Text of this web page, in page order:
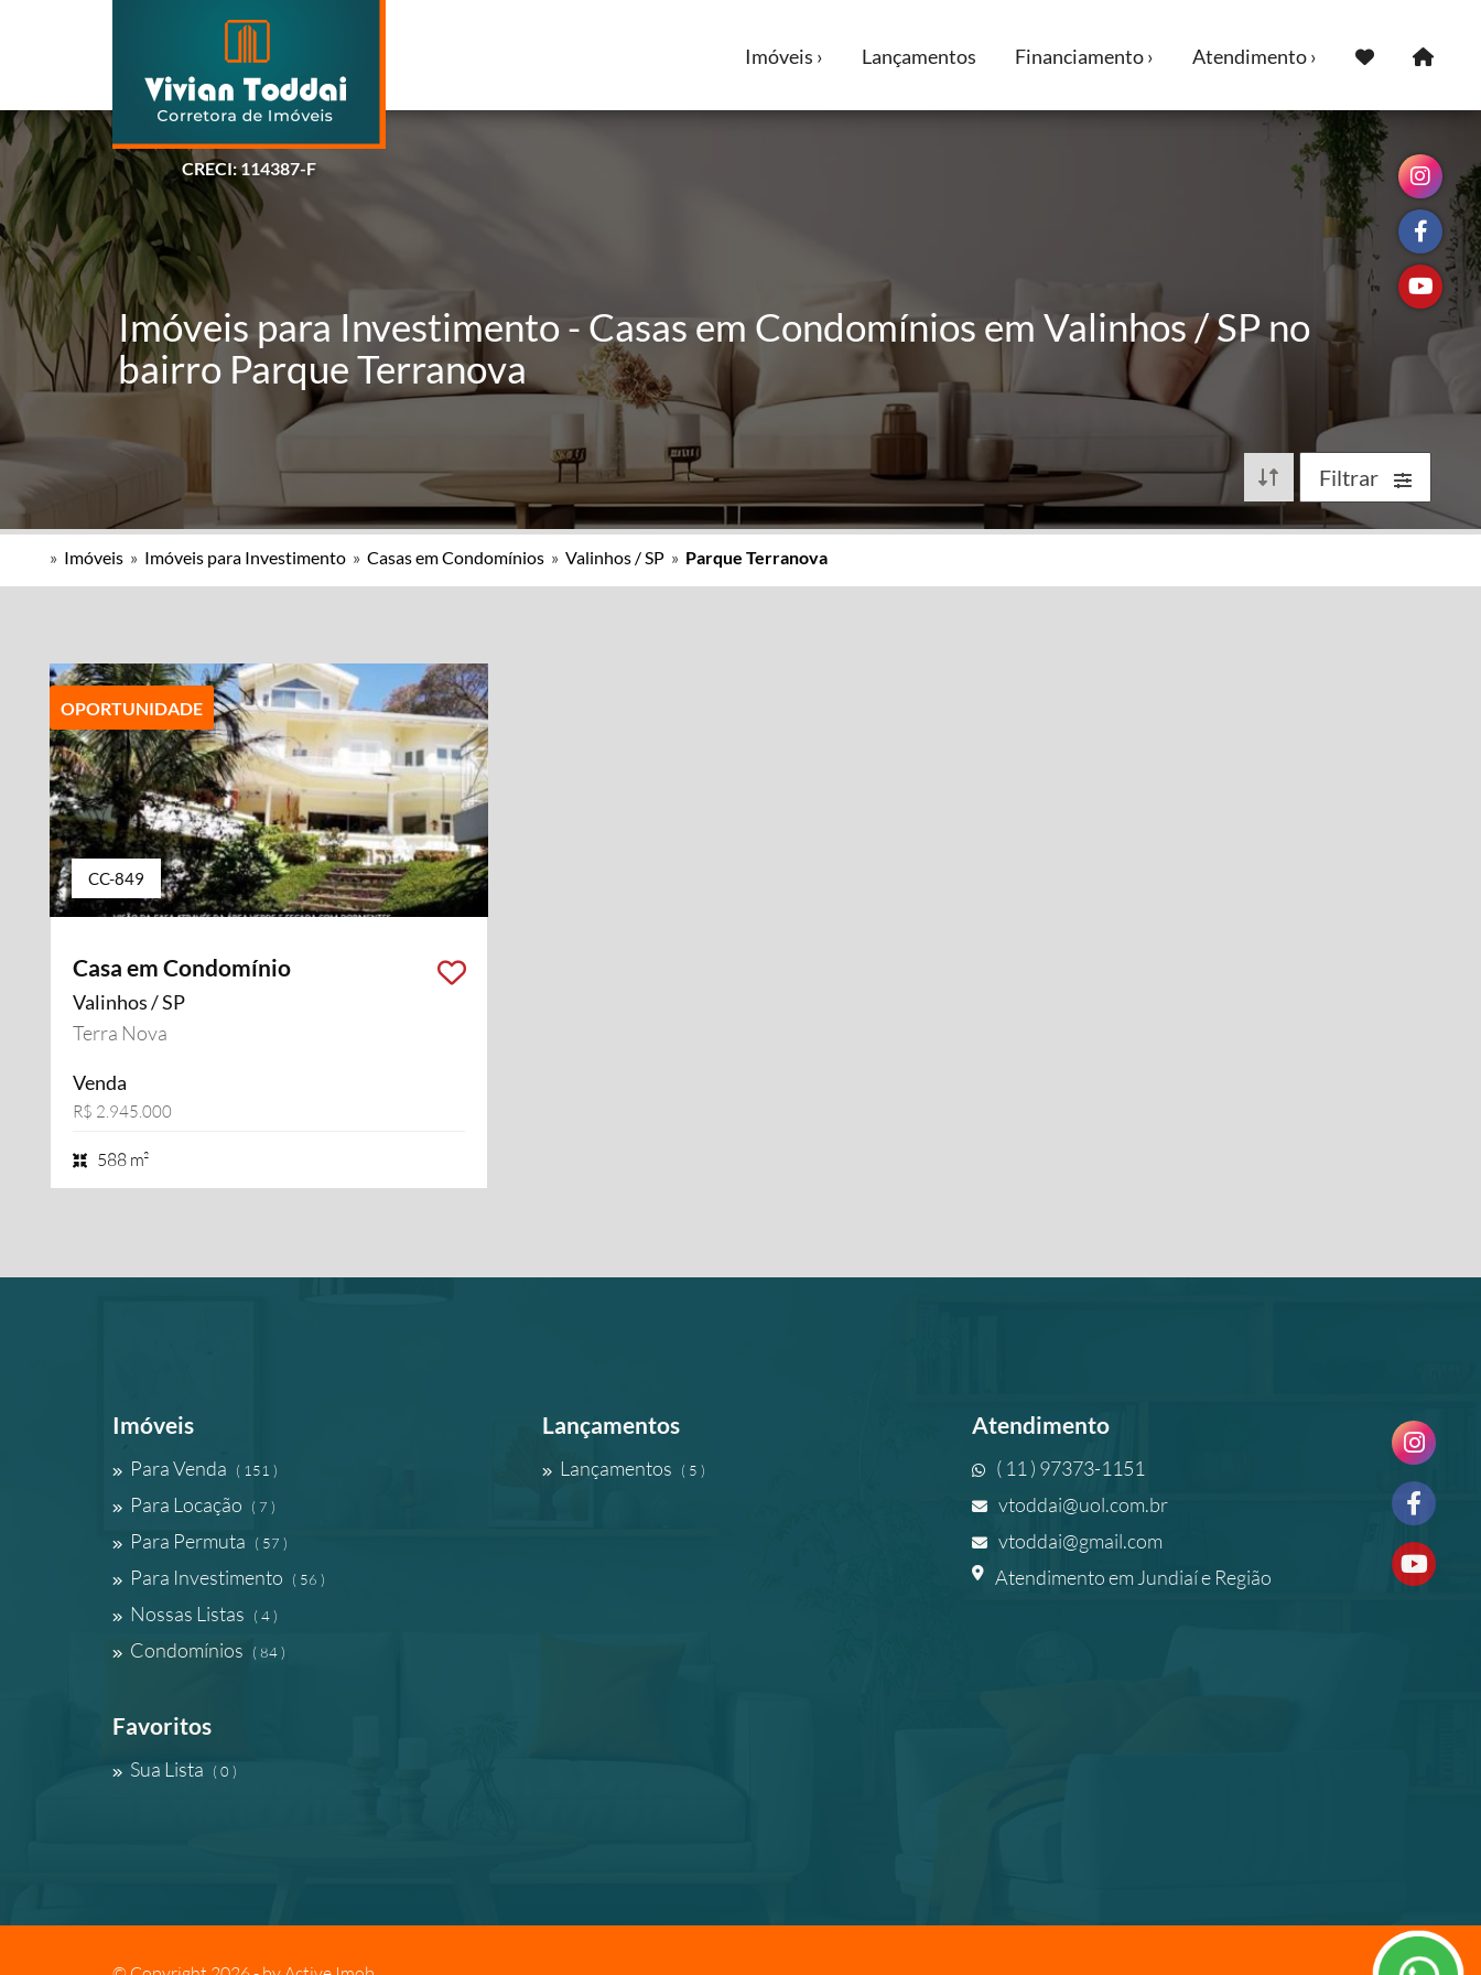
CRECI: 114387-F
Imóveis › Lançamentos Financiamento › Atendimento ›
Imóveis para Investimento - Casas em Condomínios em Valinhos / SP no
bairro Parque Terranova
Filtrar
» Imóveis » Imóveis para Investimento » Casas em Condomínios » Valinhos / SP » Parque Terranova
OPORTUNIDADE
CC-849
Casa em Condomínio
Valinhos / SP
Terra Nova
Venda
R$ 2.945.000
588 m²
Imóveis
Para Venda ( 151 )
Para Locação ( 7 )
Para Permuta ( 57 )
Para Investimento ( 56 )
Nossas Listas ( 4 )
Condomínios ( 84 )
Favoritos
Sua Lista ( 0 )
Lançamentos
Lançamentos ( 5 )
Atendimento
( 11 ) 97373-1151
vtoddai@uol.com.br
vtoddai@gmail.com
Atendimento em Jundiaí e Região